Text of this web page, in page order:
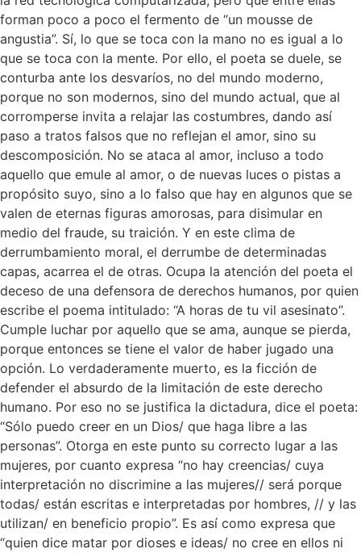
forman poco a poco el fermento de “un mousse de
angustia”. Sí, lo que se toca con la mano no es igual a lo
que se toca con la mente. Por ello, el poeta se duele, se
conturba ante los desvaríos, no del mundo moderno,
porque no son modernos, sino del mundo actual, que al
corromperse invita a relajar las costumbres, dando así
paso a tratos falsos que no reflejan el amor, sino su
descomposición. No se ataca al amor, incluso a todo
aquello que emule al amor, o de nuevas luces o pistas a
propósito suyo, sino a lo falso que hay en algunos que se
valen de eternas figuras amorosas, para disimular en
medio del fraude, su traición. Y en este clima de
derrumbamiento moral, el derrumbe de determinadas
capas, acarrea el de otras. Ocupa la atención del poeta el
deceso de una defensora de derechos humanos, por quien
escribe el poema intitulado: “A horas de tu vil asesinato”.
Cumple luchar por aquello que se ama, aunque se pierda,
porque entonces se tiene el valor de haber jugado una
opción. Lo verdaderamente muerto, es la ficción de
defender el absurdo de la limitación de este derecho
humano. Por eso no se justifica la dictadura, dice el poeta:
“Sólo puedo creer en un Dios/ que haga libre a las
personas”. Otorga en este punto su correcto lugar a las
mujeres, por cuanto expresa “no hay creencias/ cuya
interpretación no discrimine a las mujeres// será porque
todas/ están escritas e interpretadas por hombres, // y las
utilizan/ en beneficio propio”. Es así como expresa que
“quien dice matar por dioses e ideas/ no cree en ellos ni